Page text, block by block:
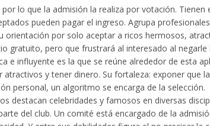
por lo que la admisión la realiza por votación.
pueden pagar el ingreso. Agrupa
orientación por solo aceptar a ricos hermosos,
gratuito, pero que frustrará al interesado al negarle
e influyente es la que se reúne alrededor de esta
atractivos y tener dinero. Su fortaleza: exponer que
personal, un algoritmo se encarga de la selección.
destacan celebridades y famosos en diversas
del club. Un comité está encargado de la